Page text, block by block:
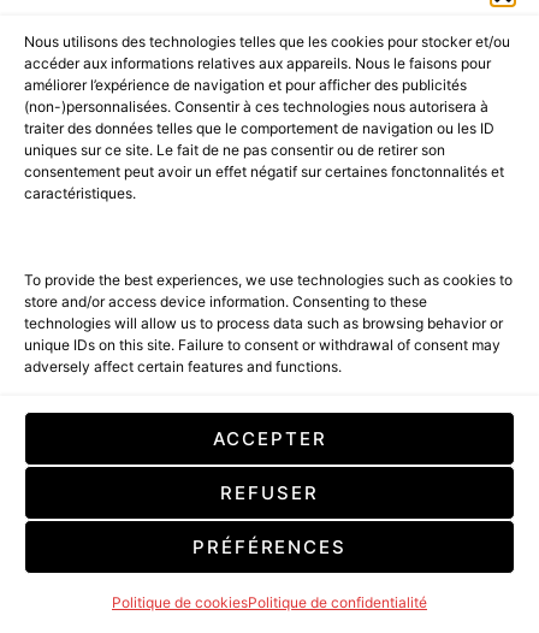
Nous utilisons des technologies telles que les cookies pour stocker et/ou
accéder aux informations relatives aux appareils. Nous le faisons pour
améliorer l’expérience de navigation et pour afficher des publicités
(non-)personnalisées. Consentir à ces technologies nous autorisera à
traiter des données telles que le comportement de navigation ou les ID
uniques sur ce site. Le fait de ne pas consentir ou de retirer son
consentement peut avoir un effet négatif sur certaines fonctonnalités et
caractéristiques.
To provide the best experiences, we use technologies such as cookies to
store and/or access device information. Consenting to these
technologies will allow us to process data such as browsing behavior or
unique IDs on this site. Failure to consent or withdrawal of consent may
adversely affect certain features and functions.
ACCEPTER
REFUSER
PRÉFÉRENCES
Politique de cookiesPolitique de confidentialité
BEST OF LUXE
LA MAISON
ROSHMODE COUTURE à
l’international